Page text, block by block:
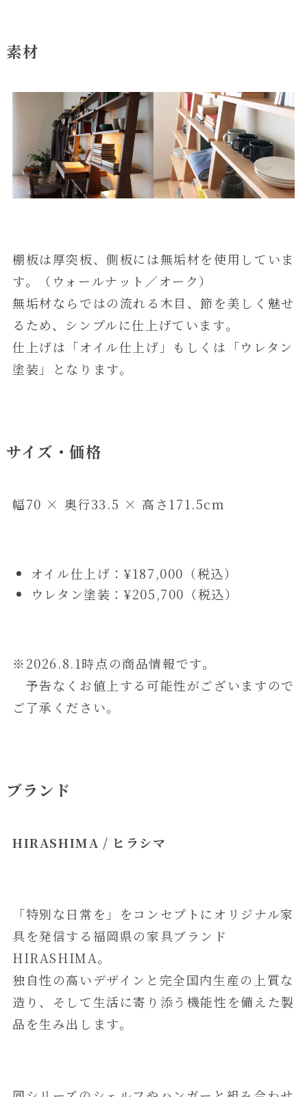
素材
棚板は厚突板、側板には無垢材を使用していま
す。（ウォールナット／オーク）
無垢材ならではの流れる木目、節を美しく魅せ
るため、シンプルに仕上げています。
仕上げは「オイル仕上げ」もしくは「ウレタン
塗装」となります。
サイズ・価格
幅70 × 奥行33.5 × 高さ171.5cm
オイル仕上げ：¥187,000（税込）
ウレタン塗装：¥205,700（税込）
※2026.8.1時点の商品情報です。
予告なくお値上する可能性がございますので
ご了承ください。
ブランド
HIRASHIMA / ヒラシマ
「特別な日常を」をコンセプトにオリジナル家
具を発信する福岡県の家具ブランド
HIRASHIMA。
独自性の高いデザインと完全国内生産の上質な
造り、そして生活に寄り添う機能性を備えた製
品を生み出します。